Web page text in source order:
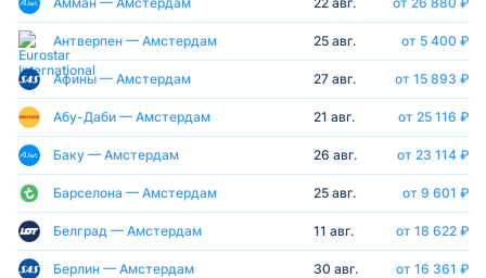
Антверпен — Амстердам 25 авг. от 5 400 ₽
Афины — Амстердам 27 авг. от 15 893 ₽
Абу-Даби — Амстердам 21 авг. от 25 116 ₽
Баку — Амстердам 26 авг. от 23 114 ₽
Барселона — Амстердам 25 авг. от 9 601 ₽
Белград — Амстердам 11 авг. от 18 622 ₽
Берлин — Амстердам 30 авг. от 16 361 ₽